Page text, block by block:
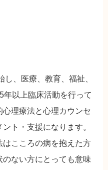
、医療、教育、福祉、
年以上臨床活動を行って
理療法と心理カウンセ
ト・支援になります。
こころの病を抱えた方
ない方にとっても意味